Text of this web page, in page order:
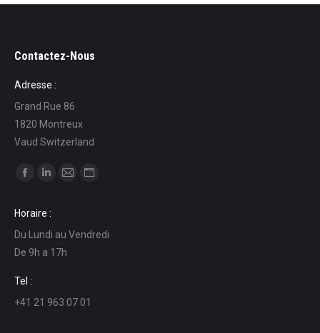
Contactez-Nous
Adresse :
Grand Rue 86
1820 Montreux
Vaud Switzerland
Find us on:
opens
in
new
window
opens
in
new
in
in
Horaire :
Du Lundi au Vendredi
De 9h a 17h
Tel :
+41 21 963 07 01